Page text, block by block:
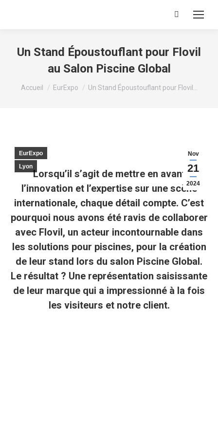
Recherche
Un Stand Époustouflant pour Flovil
au Salon Piscine Global
Vous êtes ici :
Accueil EurExpo Un Stand Époustouflant pour Flovil…
Nov
21
2024
EurExpo
Lyon
Lorsqu’il s’agit de mettre en avant
l’innovation et l’expertise sur une scène
internationale, chaque détail compte. C’est
pourquoi nous avons été ravis de collaborer
avec Flovil, un acteur incontournable dans
les solutions pour piscines, pour la création
de leur stand lors du salon Piscine Global.
Le résultat ? Une représentation saisissante
de leur marque qui a impressionné à la fois
les visiteurs et notre client.